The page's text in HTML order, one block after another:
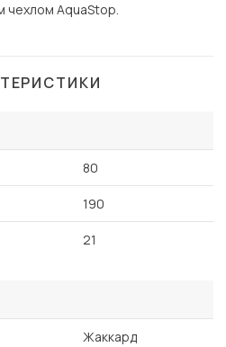
чехлом AquaStop.
80
190
21
Жаккард